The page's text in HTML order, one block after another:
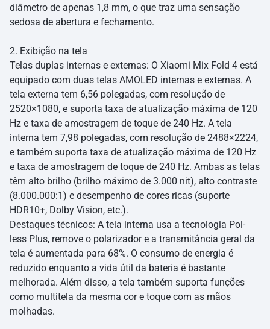
diâmetro de apenas 1,8 mm, o que traz uma sensação
sedosa de abertura e fechamento.
2. Exibição na tela
Telas duplas internas e externas: O Xiaomi Mix Fold 4 está
equipado com duas telas AMOLED internas e externas. A
tela externa tem 6,56 polegadas, com resolução de
2520×1080, e suporta taxa de atualização máxima de 120
Hz e taxa de amostragem de toque de 240 Hz. A tela
interna tem 7,98 polegadas, com resolução de 2488×2224,
e também suporta taxa de atualização máxima de 120 Hz
e taxa de amostragem de toque de 240 Hz. Ambas as telas
têm alto brilho (brilho máximo de 3.000 nit), alto contraste
(8.000.000:1) e desempenho de cores ricas (suporte
HDR10+, Dolby Vision, etc.).
Destaques técnicos: A tela interna usa a tecnologia Pol-
less Plus, remove o polarizador e a transmitância geral da
tela é aumentada para 68%. O consumo de energia é
reduzido enquanto a vida útil da bateria é bastante
melhorada. Além disso, a tela também suporta funções
como multitela da mesma cor e toque com as mãos
molhadas.